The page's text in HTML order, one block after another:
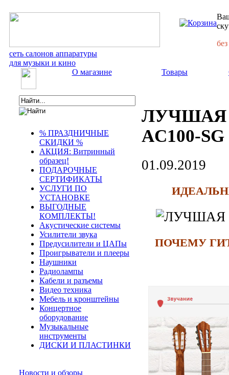
сеть салонов аппаратуры
для музыки и кино
О магазине Товары
% ПРАЗДНИЧНЫЕ
СКИДКИ %
АКЦИЯ: Витринный
образец!
ПОДАРОЧНЫЕ
СЕРТИФИКАТЫ
УСЛУГИ ПО
УСТАНОВКЕ
ВЫГОДНЫЕ
КОМПЛЕКТЫ!
Акустические системы
Усилители звука
Предусилители и ЦАПы
Проигрыватели и плееры
Наушники
Радиолампы
Кабели и разъемы
Видео техника
Мебель и кронштейны
Концертное
оборудование
Музыкальные
инструменты
ДИСКИ И ПЛАСТИНКИ
Новости и обзоры
ЛУЧШАЯ
AC100-SG
01.09.2019
ПОЧЕМУ